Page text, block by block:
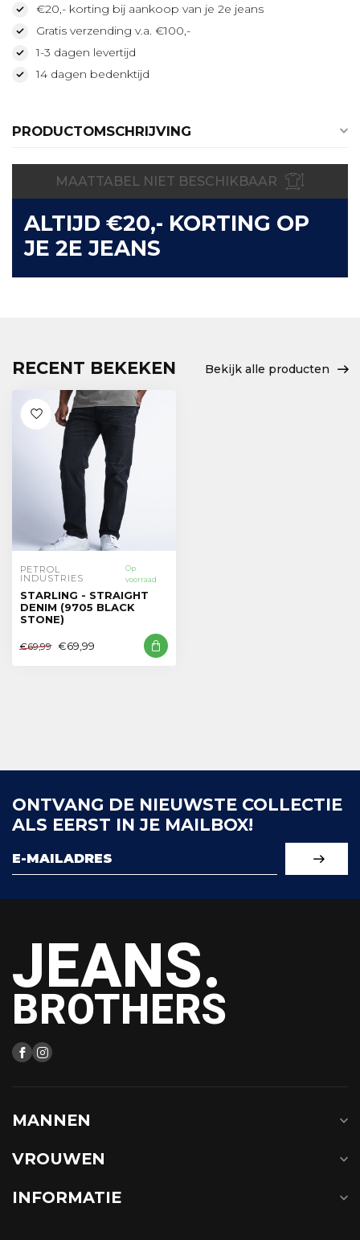
€20,- korting bij aankoop van je 2e jeans
Gratis verzending v.a. €100,-
1-3 dagen levertijd
14 dagen bedenktijd
PRODUCTOMSCHRIJVING
MAATTABEL NIET BESCHIKBAAR
ALTIJD €20,- KORTING OP
JE 2E JEANS
RECENT BEKEKEN Bekijk alle producten
PETROL
INDUSTRIES
Op
voorraad
STARLING - STRAIGHT
DENIM (9705 BLACK
STONE)
€69,99 €69,99
ONTVANG DE NIEUWSTE COLLECTIE
ALS EERST IN JE MAILBOX!
JEANS.
BROTHERS
MANNEN
VROUWEN
INFORMATIE